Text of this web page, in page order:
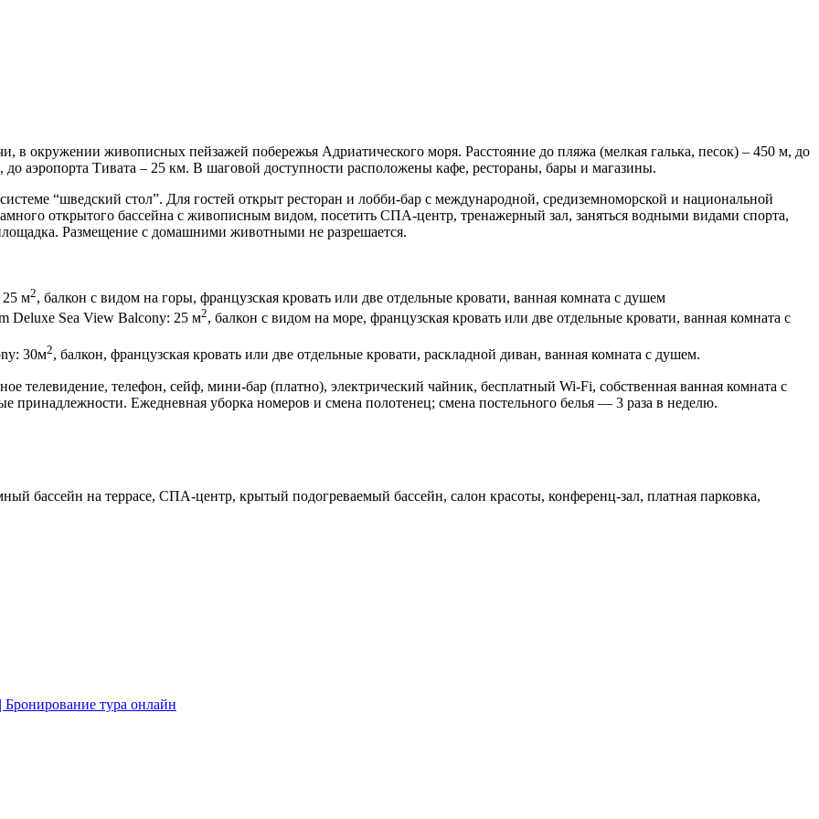
в окружении живописных пейзажей побережья Адриатического моря. Расстояние до пляжа (мелкая галька, песок) – 450 м, до
аэропорта Тивата – 25 км. В шаговой доступности расположены кафе, рестораны, бары и магазины.
“шведский стол”. Для гостей открыт ресторан и лобби-бар с международной, средиземноморской и национальной
открытого бассейна с живописным видом, посетить СПА-центр, тренажерный зал, заняться водными видами спорта,
Размещение с домашними животными не разрешается.
25 м2, балкон с видом на горы, французская кровать или две отдельные кровати, ванная комната с душем
Deluxe Sea View Balcony: 25 м2, балкон с видом на море, французская кровать или две отдельные кровати, ванная комната с
30м2, балкон, французская кровать или две отдельные кровати, раскладной диван, ванная комната с душем.
телевидение, телефон, сейф, мини-бар (платно), электрический чайник, бесплатный Wi-Fi, собственная ванная комната с
принадлежности. Ежедневная уборка номеров и смена полотенец; смена постельного белья — 3 раза в неделю.
бассейн на террасе, СПА-центр, крытый подогреваемый бассейн, салон красоты, конференц-зал, платная парковка,